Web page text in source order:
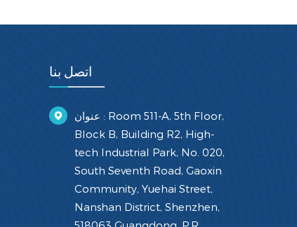
اتصل بنا
عنوان : Room 511-A, 5th Floor,
Block B, Building R2, High-
tech Industrial Park, No. 020,
South Seventh Road, Gaoxin
Community, Yuehai Street,
Nanshan District, Shenzhen,